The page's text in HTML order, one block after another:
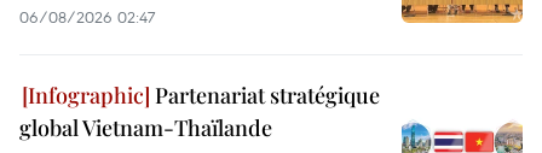
06/08/2026 02:47
Partenariat stratégique
global Vietnam-Thaïlande